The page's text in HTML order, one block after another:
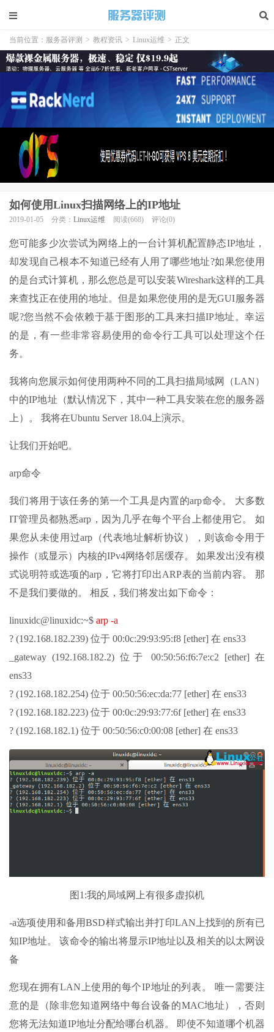
当前位置： 服务器评测 > 教程资讯 > Linux运维 > 正文
如何使用Linux扫描网络上的IP地址
2019-01-05 分类： Linux运维 阅读(668) 评论(0)
您可能多少次尝试为网络上的一台计算机配置静态IP地址，
却发现自己根本不知道已经有人用了哪些地址?如果您使用
的是台式计算机，那么您总是可以安装Wireshark这样的工具
来查找正在使用的地址。但是如果您使用的是无GUI服务器
呢?您当然不会依赖于基于图形的工具来扫描IP地址。幸运
的是，有一些非常容易使用的命令行工具可以处理这个任
务。
我将向您展示如何使用两种不同的工具扫描局域网（LAN）
中的IP地址（默认情况下，其中一种工具安装在您的服务器
上）。 我将在Ubuntu Server 18.04上演示。
让我们开始吧。
arp命令
我们将用于该任务的第一个工具是内置的arp命令。 大多数
IT管理员都熟悉arp，因为几乎在每个平台上都使用它。 如
果您从未使用过arp（代表地址解析协议），则该命令用于
操作（或显示）内核的IPv4网络邻居缓存。 如果发出没有模
式说明符或选项的arp，它将打印出ARP表的当前内容。 那
不是我们要做的。 相反，我们将发出如下命令：
linuxidc@linuxidc:~$ arp -a
? (192.168.182.239) 位于 00:0c:29:93:95:f8 [ether] 在 ens33
_gateway (192.168.182.2) 位于 00:50:56:f6:7e:c2 [ether] 在
ens33
? (192.168.182.254) 位于 00:50:56:ec:da:77 [ether] 在 ens33
? (192.168.182.223) 位于 00:0c:29:93:77:6f [ether] 在 ens33
? (192.168.182.1) 位于 00:50:56:c0:00:08 [ether] 在 ens33
图1:我的局域网上有很多虚拟机
-a选项使用和备用BSD样式输出并打印LAN上找到的所有已
知IP地址。 该命令的输出将显示IP地址以及相关的以太网设
备
您现在拥有LAN上使用的每个IP地址的列表。 唯一需要注
意的是（除非您知道网络中每台设备的MAC地址），否则
您将无法知道IP地址分配给哪台机器。 即使不知道哪个机器